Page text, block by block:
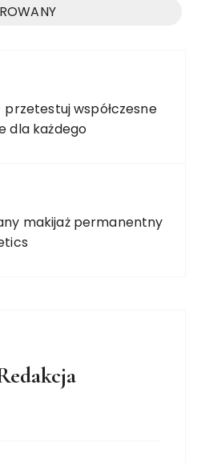
współczesne
dla każdego
makijaż permanentny